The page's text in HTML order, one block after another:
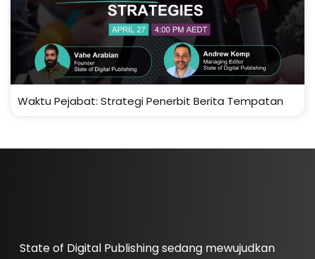
Waktu Pejabat: Strategi Penerbit Berita Tempatan
State of Digital Publishing sedang mewujudkan